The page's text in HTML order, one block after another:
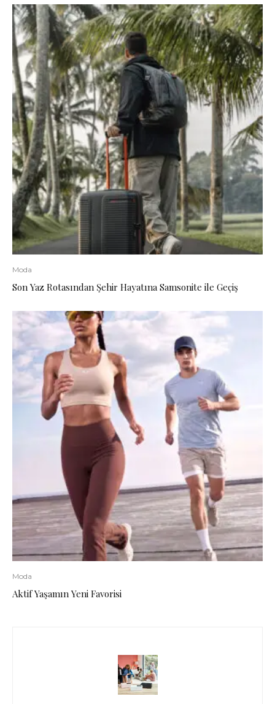
Moda
Son Yaz Rotasından Şehir Hayatına Samsonite ile Geçiş
Moda
Aktif Yaşamın Yeni Favorisi